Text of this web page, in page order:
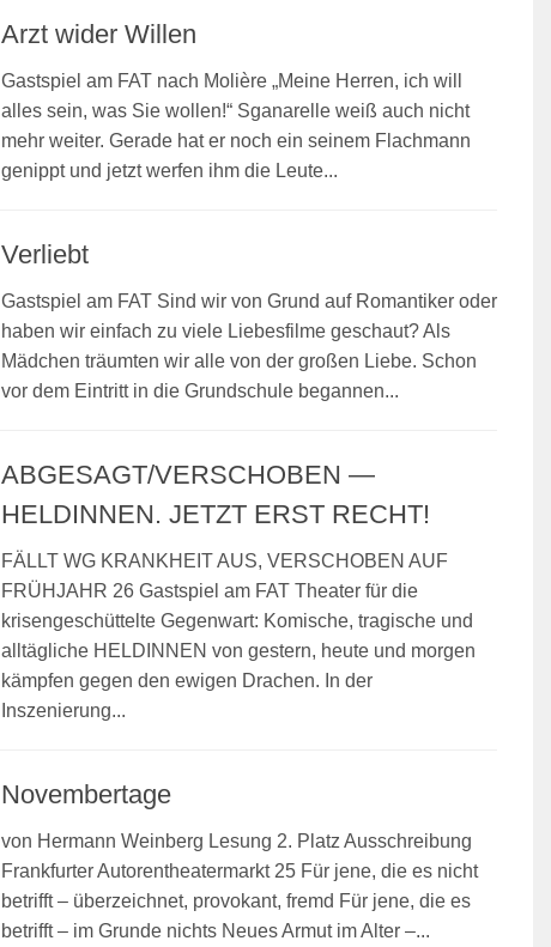
Arzt wider Willen
Gastspiel am FAT nach Molière „Meine Herren, ich will
alles sein, was Sie wollen!“ Sganarelle weiß auch nicht
mehr weiter. Gerade hat er noch ein seinem Flachmann
genippt und jetzt werfen ihm die Leute...
Verliebt
Gastspiel am FAT Sind wir von Grund auf Roman­ti­ker oder
haben wir ein­fach zu vie­le Lie­bes­fil­me ge­schaut? Als
Mäd­chen träum­ten wir alle von der gro­ßen Lie­be. Schon
vor dem Ein­tritt in die Grund­schu­le began­nen...
ABGESAGT/VERSCHOBEN —
HELDINNEN. JETZT ERST RECHT!
FÄLLT WG KRANKHEIT AUS, VERSCHOBEN AUF
FRÜHJAHR 26 Gastspiel am FAT Theater für die
krisengeschüttelte Gegenwart: Komische, tragische und
alltägliche HELDINNEN von gestern, heute und morgen
kämpfen gegen den ewigen Drachen. In der
Inszenierung...
Novembertage
von Hermann Weinberg Lesung 2. Platz Ausschreibung
Frankfurter Autorentheatermarkt 25 Für jene, die es nicht
betrifft – überzeichnet, provokant, fremd Für jene, die es
betrifft – im Grunde nichts Neues Armut im Alter –...